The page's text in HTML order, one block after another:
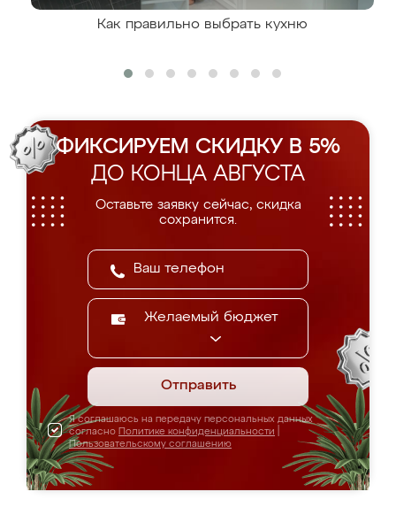
Как правильно выбрать кухню
ФИКСИРУЕМ СКИДКУ В 5%
ДО КОНЦА АВГУСТА
Оставьте заявку сейчас, скидка
сохранится.
Желаемый бюджет
Отправить
Я соглашаюсь на передачу персональных данных
согласно Политике конфиденциальности
Пользовательскому соглашению